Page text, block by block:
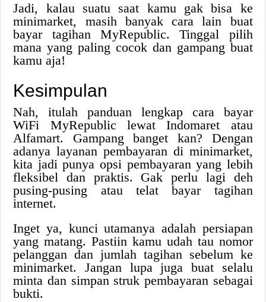
Jadi, kalau suatu saat kamu gak bisa ke
minimarket, masih banyak cara lain buat
bayar tagihan MyRepublic. Tinggal pilih
mana yang paling cocok dan gampang buat
kamu aja!
Kesimpulan
Nah, itulah panduan lengkap cara bayar
WiFi MyRepublic lewat Indomaret atau
Alfamart. Gampang banget kan? Dengan
adanya layanan pembayaran di minimarket,
kita jadi punya opsi pembayaran yang lebih
fleksibel dan praktis. Gak perlu lagi deh
pusing-pusing atau telat bayar tagihan
internet.
Inget ya, kunci utamanya adalah persiapan
yang matang. Pastiin kamu udah tau nomor
pelanggan dan jumlah tagihan sebelum ke
minimarket. Jangan lupa juga buat selalu
minta dan simpan struk pembayaran sebagai
bukti.